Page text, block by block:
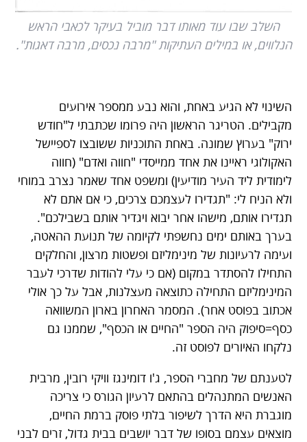
השלב שבו עוד מאותו דבר מוביל בעיקר לכאבי הראש
הנלווים, או במילים העתיקות "מרבה נכסים, מרבה דאגות".
השינוי לא הגיע באחת, והוא נבע ממספר אירועים
מקבילים. הטריגר הראשון היה פרומו שכתבתי ל"חודש
ירוק" בערוץ שמונה. באחת התוכניות ששובצו לספיישל
האקולוגי ראיינו את אחד ממייסדי "חווה ואדם" (חווה
לימודית ליד העיר מודיעין) ומשפט אחד שאמר נצרב במוחי
ולא הניח לי: "תגדירו לעצמכם צרכים, כי אם אתם לא
תגדירו אותם, מישהו אחר יבוא ויגדיר אותם בשבילכם".
בערך באותם ימים נחשפתי לקיומה של תנועת ההאטה,
ועימה לרעיונות של מינימליזם ופשטות מרצון, והחלקים
התחילו להסתדר במקום (אם כי עלי להודות שדרכי לעבר
המינימליזם התחילה כתוצאה מעצלנות, אבל על כך אולי
אכתוב בפוסט אחר). המסמר האחרון בארון המשוואה
כסף=סיפוק היה הספר "החיים או הכסף", שממנו גם
נלקחו האיורים לפוסט זה.
לטענתם של מחברי הספר, ג'ו דומינגז וויקי רובין, מרבית
האנשים המתנהלים בהתאם לרעיון הגורס כי צריכה
מוגברת היא הדרך לשיפור בלתי פוסק ברמת החיים,
מוצאים עצמם בסופו של דבר יושבים בבית גדול, זרים לבני